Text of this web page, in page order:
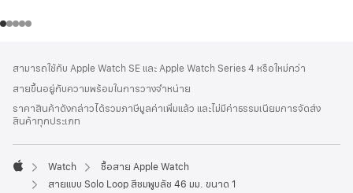
ท้าย
กระดาษ
เชิงอรรถ
สามารถใช้กับ Apple Watch SE และ Apple Watch Series 4 หรือใหม่กว่า
สายขึ้นอยู่กับความพร้อมในการวางจำหน่าย
ราคาสินค้าดังกล่าวได้รวมภาษีมูลค่าเพิ่มแล้ว และไม่มีค่าธรรมเนียมการจัดส่ง
สินค้าทุกประเภท
Apple
Watch
ซื้อสาย Apple Watch
สายแบบ Solo Loop สีชมพูบลัช 46 มม. ขนาด 1